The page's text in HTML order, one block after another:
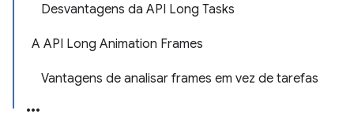
Desvantagens da API Long Tasks
A API Long Animation Frames
Vantagens de analisar frames em vez de tarefas